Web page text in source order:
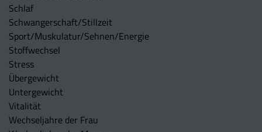
Schlaf
Schwangerschaft/Stillzeit
Sport/Muskulatur/Sehnen/Energie
Stoffwechsel
Stress
Übergewicht
Untergewicht
Vitalität
Wechseljahre der Frau